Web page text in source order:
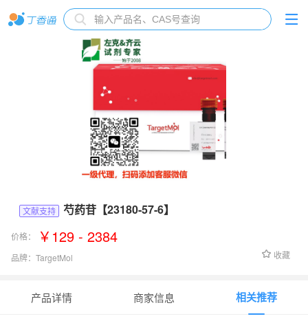
文献支持 芍药苷【23180-57-6】
价格： ￥129 - 2384
品牌： TargetMol 收藏
产品详情 商家信息 相关推荐